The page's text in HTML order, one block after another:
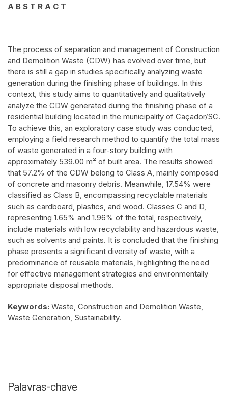
A B S T R A C T
The process of separation and management of Construction
and Demolition Waste (CDW) has evolved over time, but
there is still a gap in studies specifically analyzing waste
generation during the finishing phase of buildings. In this
context, this study aims to quantitatively and qualitatively
analyze the CDW generated during the finishing phase of a
residential building located in the municipality of Caçador/SC.
To achieve this, an exploratory case study was conducted,
employing a field research method to quantify the total mass
of waste generated in a four-story building with
approximately 539.00 m² of built area. The results showed
that 57.2% of the CDW belong to Class A, mainly composed
of concrete and masonry debris. Meanwhile, 17.54% were
classified as Class B, encompassing recyclable materials
such as cardboard, plastics, and wood. Classes C and D,
representing 1.65% and 1.96% of the total, respectively,
include materials with low recyclability and hazardous waste,
such as solvents and paints. It is concluded that the finishing
phase presents a significant diversity of waste, with a
predominance of reusable materials, highlighting the need
for effective management strategies and environmentally
appropriate disposal methods.
Keywords: Waste, Construction and Demolition Waste,
Waste Generation, Sustainability.
Palavras-chave